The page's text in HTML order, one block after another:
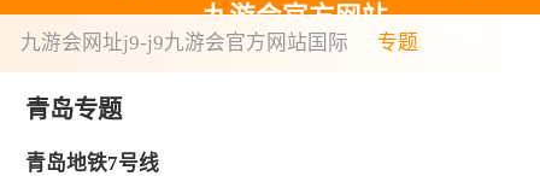
九游会官方网站
九游会网址j9-j9九游会官方网站国际 专题
青岛专题
青岛地铁7号线